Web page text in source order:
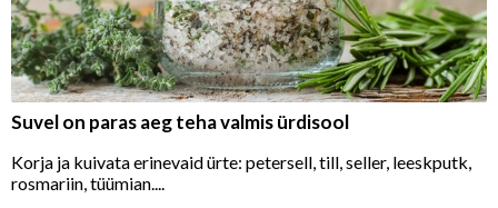
Suvel on paras aeg teha valmis ürdisool
Korja ja kuivata erinevaid ürte: petersell, till, seller, leeskputk,
rosmariin, tüümian....